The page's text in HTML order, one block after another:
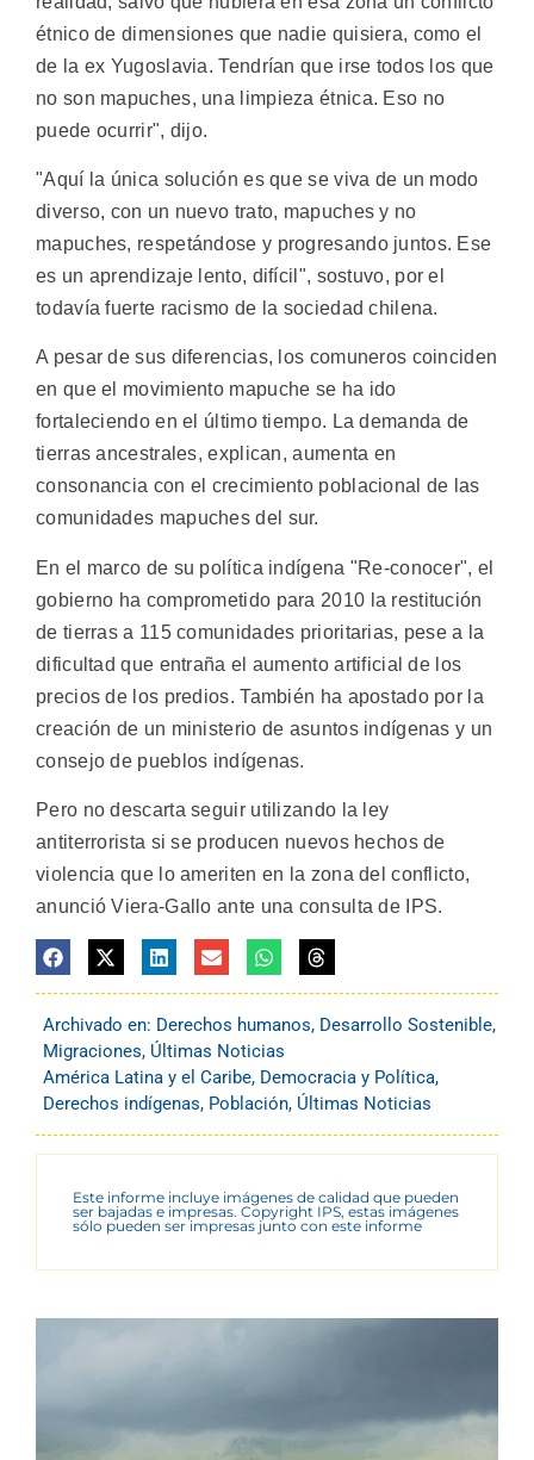
étnico de dimensiones que nadie quisiera, como el
de la ex Yugoslavia. Tendrían que irse todos los que
no son mapuches, una limpieza étnica. Eso no
puede ocurrir", dijo.
"Aquí la única solución es que se viva de un modo
diverso, con un nuevo trato, mapuches y no
mapuches, respetándose y progresando juntos. Ese
es un aprendizaje lento, difícil", sostuvo, por el
todavía fuerte racismo de la sociedad chilena.
A pesar de sus diferencias, los comuneros coinciden
en que el movimiento mapuche se ha ido
fortaleciendo en el último tiempo. La demanda de
tierras ancestrales, explican, aumenta en
consonancia con el crecimiento poblacional de las
comunidades mapuches del sur.
En el marco de su política indígena "Re-conocer", el
gobierno ha comprometido para 2010 la restitución
de tierras a 115 comunidades prioritarias, pese a la
dificultad que entraña el aumento artificial de los
precios de los predios. También ha apostado por la
creación de un ministerio de asuntos indígenas y un
consejo de pueblos indígenas.
Pero no descarta seguir utilizando la ley
antiterrorista si se producen nuevos hechos de
violencia que lo ameriten en la zona del conflicto,
anunció Viera-Gallo ante una consulta de IPS.
Archivado en: Derechos humanos, Desarrollo Sostenible,
Migraciones, Últimas Noticias
América Latina y el Caribe, Democracia y Política,
Derechos indígenas, Población, Últimas Noticias
Este informe incluye imágenes de calidad que pueden
ser bajadas e impresas. Copyright IPS, estas imágenes
sólo pueden ser impresas junto con este informe